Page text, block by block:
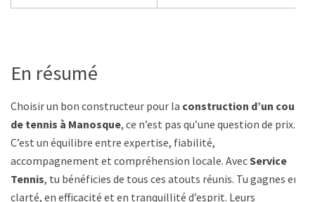
En résumé
Choisir un bon constructeur pour la construction d’un court
de tennis à Manosque, ce n’est pas qu’une question de prix.
C’est un équilibre entre expertise, fiabilité,
accompagnement et compréhension locale. AvecService
Tennis, tu bénéficies de tous ces atouts réunis. Tu gagnes en
clarté, en efficacité et en tranquillité d’esprit. Leurs